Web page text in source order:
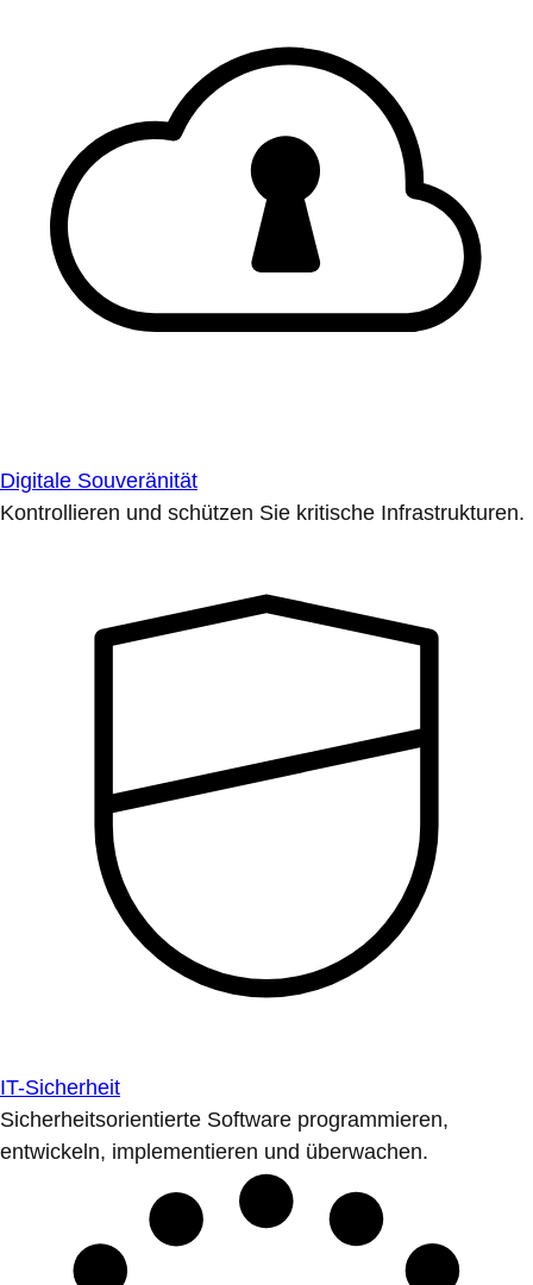
Digitale Souveränität
Kontrollieren und schützen Sie kritische Infrastrukturen.
IT-Sicherheit
Sicherheitsorientierte Software programmieren,
entwickeln, implementieren und überwachen.